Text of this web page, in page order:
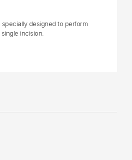
designed to perform
incision.